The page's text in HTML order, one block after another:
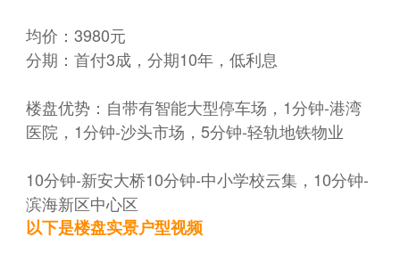
均价：3980元
分期：首付3成，分期10年，低利息
楼盘优势：自带有智能大型停车场，1分钟-港湾
医院，1分钟-沙头市场，5分钟-轻轨地铁物业
10分钟-新安大桥10分钟-中小学校云集，10分钟-
滨海新区中心区
以下是楼盘实景户型视频